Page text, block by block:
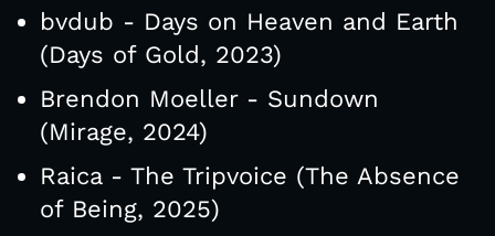
bvdub - Days on Heaven and Earth
(Days of Gold, 2023)
Brendon Moeller - Sundown
(Mirage, 2024)
Raica - The Tripvoice (The Absence
of Being, 2025)